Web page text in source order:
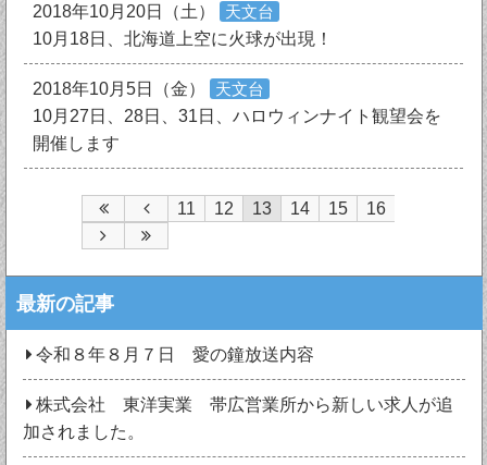
2018年10月20日（土）
天文台
10月18日、北海道上空に火球が出現！
2018年10月5日（金）
天文台
10月27日、28日、31日、ハロウィンナイト観望会を
開催します
11 12 13 14 15 16
最新の記事
令和８年８月７日 愛の鐘放送内容
株式会社 東洋実業 帯広営業所から新しい求人が追
加されました。